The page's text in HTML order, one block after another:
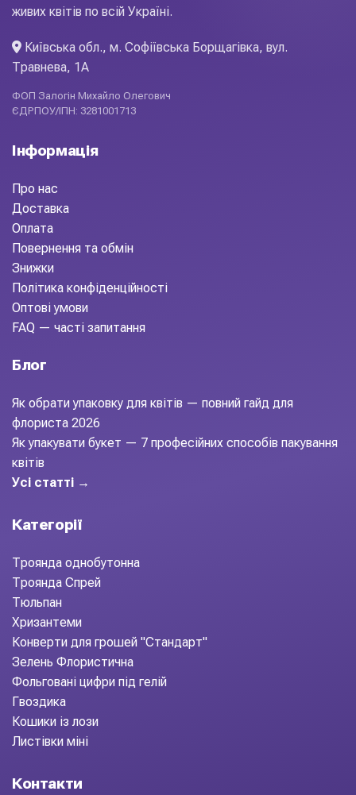
живих квітів по всій Україні.
Київська обл., м. Софіївська Борщагівка, вул.
Травнева, 1А
ФОП Залогін Михайло Олегович
ЄДРПОУ/ІПН: 3281001713
Інформація
Про нас
Доставка
Оплата
Повернення та обмін
Знижки
Політика конфіденційності
Оптові умови
FAQ — часті запитання
Блог
Як обрати упаковку для квітів — повний гайд для
флориста 2026
Як упакувати букет — 7 професійних способів пакування
квітів
Усі статті →
Категорії
Троянда однобутонна
Троянда Спрей
Тюльпан
Хризантеми
Конверти для грошей "Стандарт"
Зелень Флористична
Фольговані цифри під гелій
Гвоздика
Кошики із лози
Листівки міні
Контакти